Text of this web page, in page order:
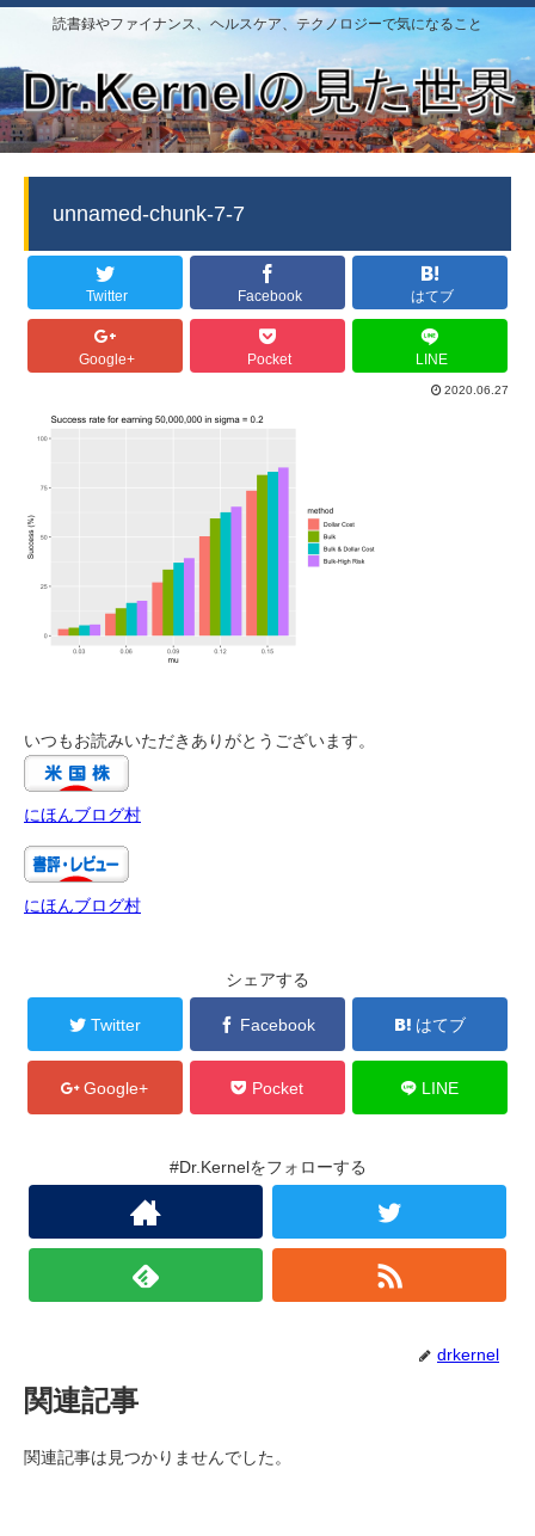
読書録やファイナンス、ヘルスケア、テクノロジーで気になること
unnamed-chunk-7-7
Twitter Facebook はてブ
Google+ Pocket LINE
2020.06.27
いつもお読みいただきありがとうございます。
にほんブログ村
にほんブログ村
シェアする
Twitter Facebook はてブ
Google+ Pocket LINE
#Dr.Kernelをフォローする
drkernel
関連記事
関連記事は見つかりませんでした。